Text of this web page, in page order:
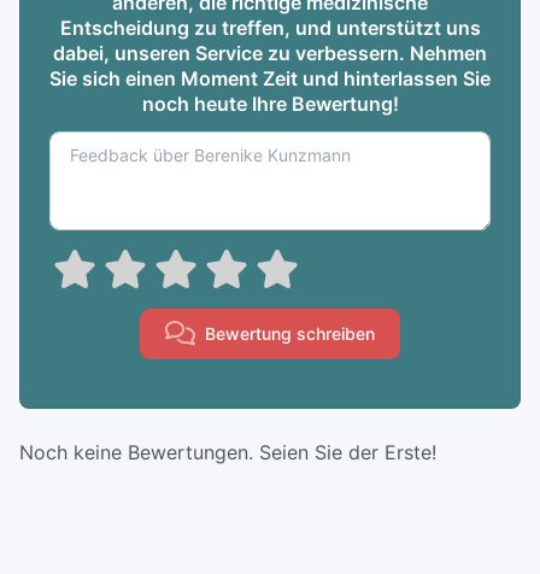
Entscheidung zu treffen, und unterstützt uns
dabei, unseren Service zu verbessern. Nehmen
Sie sich einen Moment Zeit und hinterlassen Sie
noch heute Ihre Bewertung!
Bewertung schreiben
Noch keine Bewertungen. Seien Sie der Erste!